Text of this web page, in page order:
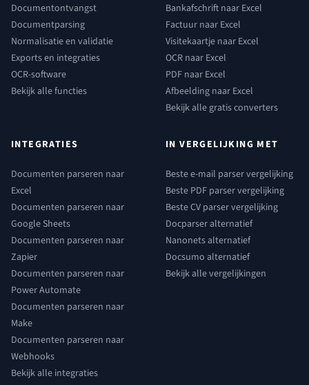
Documentontvangst
Documentparsing
Normalisatie en validatie
Exports en integraties
OCR-software
Bekijk alle functies
Bankafschrift naar Excel
Factuur naar Excel
Visitekaartje naar Excel
OCR naar Excel
PDF naar Excel
Afbeelding naar Excel
Bekijk alle gratis converters
INTEGRATIES
Documenten parseren naar
Excel
Documenten parseren naar
Google Sheets
Documenten parseren naar
Zapier
Documenten parseren naar
Power Automate
Documenten parseren naar
Make
Documenten parseren naar
Webhooks
Bekijk alle integraties
IN VERGELIJKING MET
Beste e-mail parser vergelijking
Beste PDF parser vergelijking
Beste CV parser vergelijking
Docparser alternatief
Nanonets alternatief
Docsumo alternatief
Bekijk alle vergelijkingen